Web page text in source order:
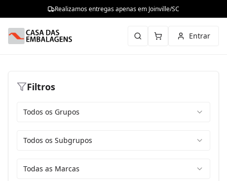
Realizamos entregas apenas em Joinville/SC
Entrar
Filtros
Todos os Grupos
Todos os Subgrupos
Todas as Marcas